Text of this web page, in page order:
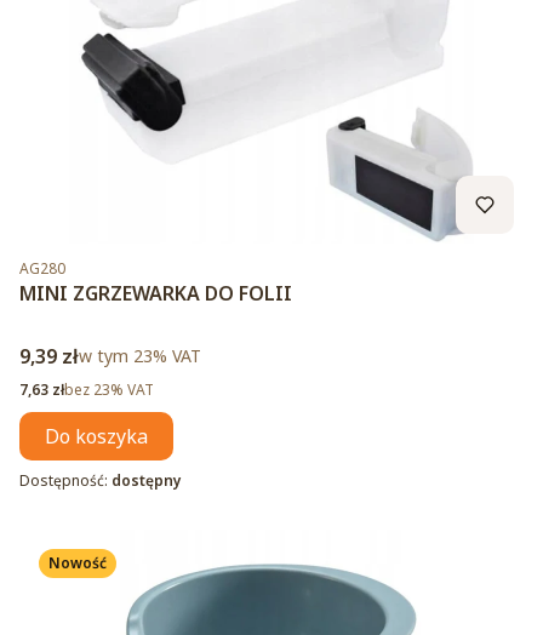
Kod produktu
AG280
MINI ZGRZEWARKA DO FOLII
Cena brutto
9,39 złw tym %s VAT
w tym 23% VAT
Cena netto
7,63 złbez 23% VAT
Do koszyka
Dostępność: dostępny
Nowość